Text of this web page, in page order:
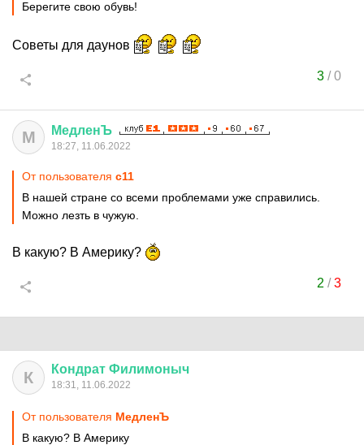
Берегите свою обувь!
Советы для даунов
3/0
М МедленЪ
18:27, 11.06.2022
От пользователя c11
В нашей стране со всеми проблемами уже справились.
Можно лезть в чужую.
В какую? В Америку?
2 /3
К Кондрат Филимоныч
18:31, 11.06.2022
От пользователя МедленЪ
В какую? В Америку